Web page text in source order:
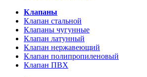
Клапаны
Клапан стальной
Клапаны чугунные
Клапан латунный
Клапан нержавеющий
Клапан полипропиленовый
Клапан ПВХ